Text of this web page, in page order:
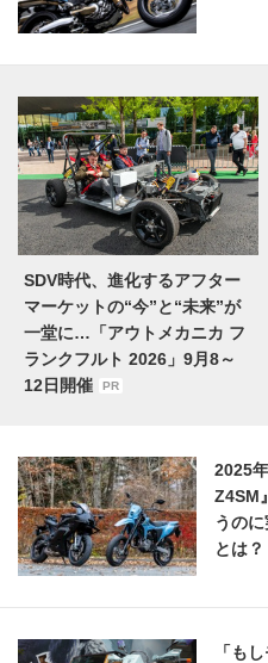
SDV時代、進化するアフター
マーケットの“今”と“未来”が
一堂に…「アウトメカニカ フ
ランクフルト 2026」9月8～
12日開催
PR
2025
Z4SM
うの
とは？
「も